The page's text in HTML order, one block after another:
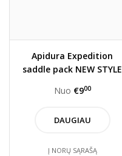
Apidura Expedition
saddle pack NEW STYLE
Nuo €900
DAUGIAU
Į NORŲ SĄRAŠĄ